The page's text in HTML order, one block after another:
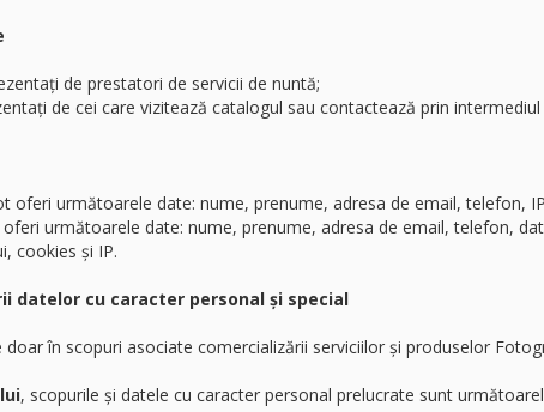
de prestatori de servicii de nuntă;
de cei care vizitează catalogul sau contactează prin
următoarele date: nume, prenume, adresa de email, telefon,
următoarele date: nume, prenume, adresa de email, telefon,
cookies și IP.
datelor cu caracter personal și special
în scopuri asociate comercializării serviciilor și produselor
, scopurile și datele cu caracter personal prelucrate sunt